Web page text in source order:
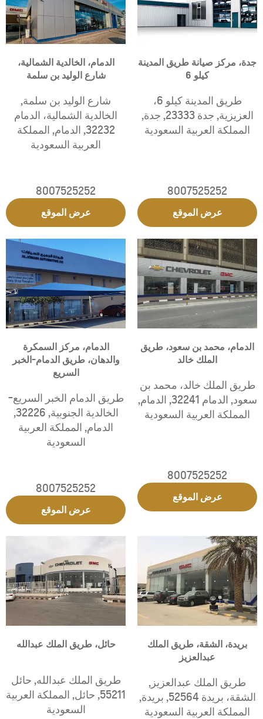
جدة، مركز صيانة طريق المدينة
كيلو 6
طريق المدينة كيلو 6،
العزيزية, جدة 23333 , جدة,
المملكة العربية السعودية
8007525252
عرض الموقع
الدمام، الخالدية الشمالية،
شارع الوليد بن سلمة
شارع الوليد بن سلمة,
الخالدية الشمالية، الدمام
32232
, الدمام, المملكة
العربية السعودية
8007525252
عرض الموقع
الدمام، محمد بن سعود، طريق
الملك خالد
طريق الملك خالد، محمد بن
سعود, الدمام 32241 , الدمام,
المملكة العربية السعودية
8007525252
عرض الموقع
الدمام، مركز السمكرة
والدهان، طريق الدمام-الخبر
السريع
طريق الدمام الخبر السريع-
الخالدية الجنوبية,
32226
,
الدمام, المملكة العربية
السعودية
8007525252
عرض الموقع
بريدة، الشقة، طريق الملك
عبدالعزيز
طريق الملك عبدالعزيز ,
الشقة، بريدة 52564
, بريدة,
المملكة العربية السعودية
حائل، طريق الملك عبدالله
طريق الملك عبدالله, حائل
55211
, حائل, المملكة العربية
السعودية